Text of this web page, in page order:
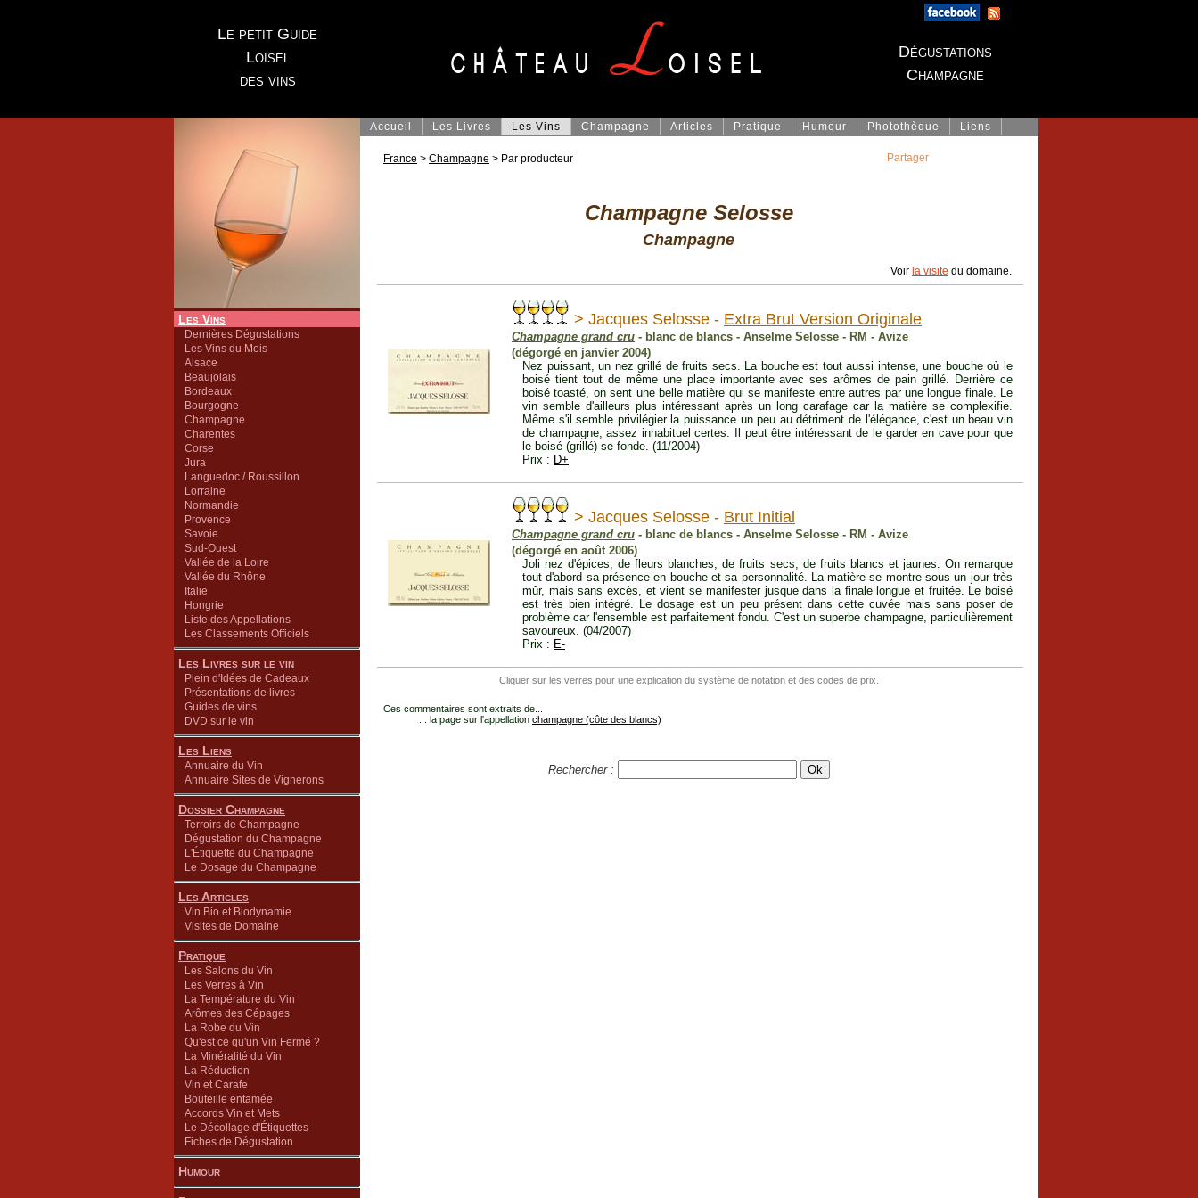
Le petit Guide
Loisel
des vins
Dégustations
Champagne
Les Vins
Dernières Dégustations
Les Vins du Mois
Alsace
Beaujolais
Bordeaux
Bourgogne
Champagne
Charentes
Corse
Jura
Languedoc / Roussillon
Lorraine
Normandie
Provence
Savoie
Sud-Ouest
Vallée de la Loire
Vallée du Rhône
Italie
Hongrie
Liste des Appellations
Les Classements Officiels
Les Livres sur le vin
Plein d'Idées de Cadeaux
Présentations de livres
Guides de vins
DVD sur le vin
Les Liens
Annuaire du Vin
Annuaire Sites de Vignerons
Dossier Champagne
Terroirs de Champagne
Dégustation du Champagne
L'Étiquette du Champagne
Le Dosage du Champagne
Les Articles
Vin Bio et Biodynamie
Visites de Domaine
Pratique
Les Salons du Vin
Les Verres à Vin
La Température du Vin
Arômes des Cépages
La Robe du Vin
Qu'est ce qu'un Vin Fermé ?
La Minéralité du Vin
La Réduction
Vin et Carafe
Bouteille entamée
Accords Vin et Mets
Le Décollage d'Étiquettes
Fiches de Dégustation
Humour
Accueil Les Livres Les Vins Champagne Articles Pratique Humour Photothèque Liens
France > Champagne > Par producteur
Champagne Selosse
Champagne
Voir la visite du domaine.
> Jacques Selosse - Extra Brut Version Originale
Champagne grand cru - blanc de blancs - Anselme Selosse - RM - Avize
(dégorgé en janvier 2004)
Nez puissant, un nez grillé de fruits secs. La bouche est tout aussi intense, une bouche où le
boisé tient tout de même une place importante avec ses arômes de pain grillé. Derrière ce
boisé toasté, on sent une belle matière qui se manifeste entre autres par une longue finale. Le
vin semble d'ailleurs plus intéressant après un long carafage car la matière se complexifie.
Même s'il semble privilégier la puissance un peu au détriment de l'élégance, c'est un beau vin
de champagne, assez inhabituel certes. Il peut être intéressant de le garder en cave pour que
le boisé (grillé) se fonde. (11/2004)
Prix : D+
> Jacques Selosse - Brut Initial
Champagne grand cru - blanc de blancs - Anselme Selosse - RM - Avize
(dégorgé en août 2006)
Joli nez d'épices, de fleurs blanches, de fruits secs, de fruits blancs et jaunes. On remarque
tout d'abord sa présence en bouche et sa personnalité. La matière se montre sous un jour très
mûr, mais sans excès, et vient se manifester jusque dans la finale longue et fruitée. Le boisé
est très bien intégré. Le dosage est un peu présent dans cette cuvée mais sans poser de
problème car l'ensemble est parfaitement fondu. C'est un superbe champagne, particulièrement
savoureux. (04/2007)
Prix : E-
Cliquer sur les verres pour une explication du système de notation et des codes de prix.
Ces commentaires sont extraits de...
... la page sur l'appellation champagne (côte des blancs)
Rechercher :
Partager